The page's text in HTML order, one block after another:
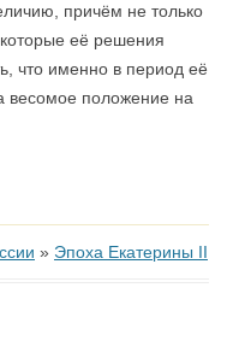
причём не только
её решения
что именно в период её
весомое положение на
» Эпоха Екатерины II